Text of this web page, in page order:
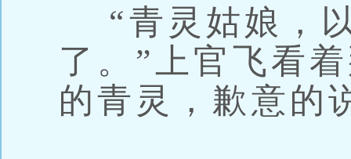
“青灵姑娘，
了。”上官飞看
的青灵，歉意的